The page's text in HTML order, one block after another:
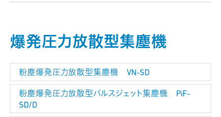
爆発圧力放散型集塵機
粉塵爆発圧力放散型集塵機 VN-SD
粉塵爆発圧力放散型パルスジェット集塵機 PiF-
SD/D